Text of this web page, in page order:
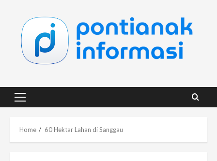
content
Primary
Home 60 Hektar Lahan di Sanggau